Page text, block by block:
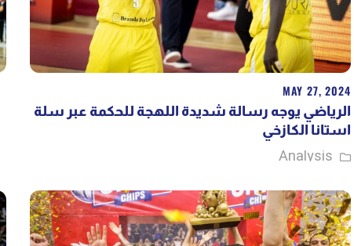
MAY 27, 2024
الرياضي يوجه رسالة شديدة اللهجة للحكمة عبر سلة
استانا الكازخي
Analysis